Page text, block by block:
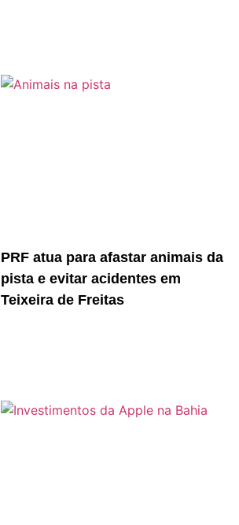
PRF atua para afastar animais da
pista e evitar acidentes em
Teixeira de Freitas